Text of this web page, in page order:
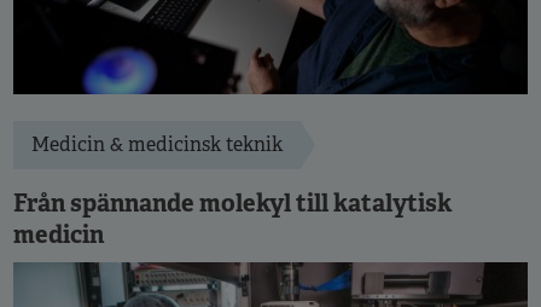
Medicin & medicinsk teknik
Från spännande molekyl till katalytisk
medicin